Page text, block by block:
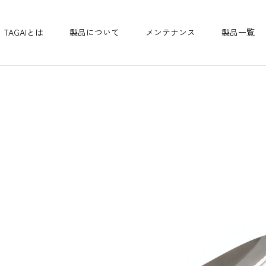
TAGAIとは 製品について メンテナンス 製品一覧